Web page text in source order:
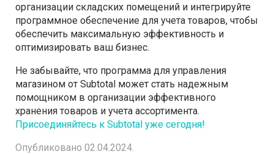
организации складских помещений и интегрируйте
программное обеспечение для учета товаров, чтобы
обеспечить максимальную эффективность и
оптимизировать ваш бизнес.
Не забывайте, что программа для управления
магазином от Subtotal может стать надежным
помощником в организации эффективного
хранения товаров и учета ассортимента.
Присоединяйтесь к Subtotal уже сегодня!
Опубликовано 02.04.2024.